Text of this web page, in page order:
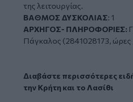
της λειτουργίας.
ΒΑΘΜΟΣ ΔΥΣΚΟΛΙΑΣ: 1
ΑΡΧΗΓΟΣ- ΠΛΗΡΟΦΟΡΙΕΣ:
Πάγκαλος (2841028173,
Διαβάστε περισσότερες
την Κρήτη και το Λασίθι